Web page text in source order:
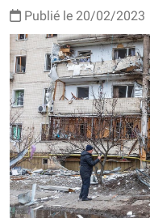
Publié le 20/02/2023